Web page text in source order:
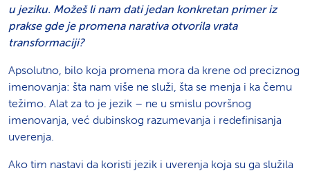
u jeziku. Možeš li nam dati jedan konkretan primer iz
prakse gde je promena narativa otvorila vrata
transformaciji?
Apsolutno, bilo koja promena mora da krene od preciznog
imenovanja: šta nam više ne služi, šta se menja i ka čemu
težimo. Alat za to je jezik – ne u smislu površnog
imenovanja, već dubinskog razumevanja i redefinisanja
uverenja.
Ako tim nastavi da koristi jezik i uverenja koja su ga služila